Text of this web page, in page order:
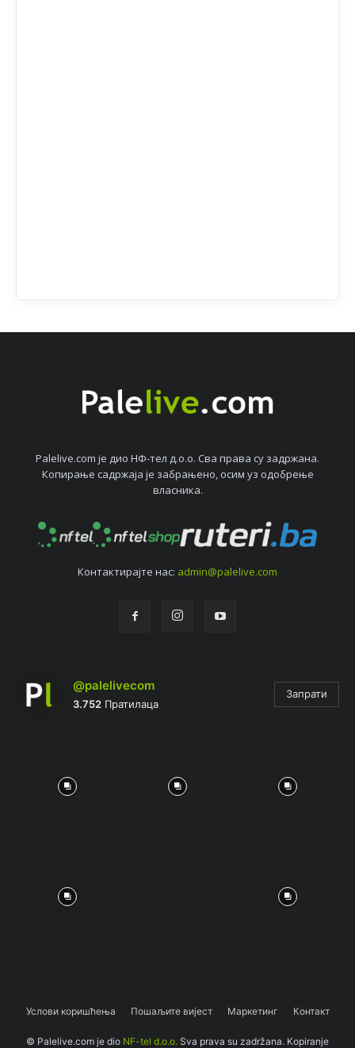
Palelive.com јe дио НФ-тeл д.о.о. Сва права су задржана.
Копирањe садржаја јe забрањeно, осим уз одобрeњe
власника.
Контактирајтe нас: admin@palelive.com
@palelivecom
3.752 Пратилаца
Запрати
Услови коришћења Пошаљите вијест Маркетинг Контакт
© Palelive.com je dio NF-tel d.o.o. Sva prava su zadržana. Kopiranje